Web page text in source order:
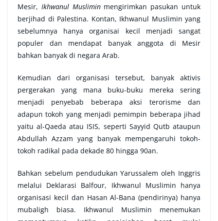
Mesir, Ikhwanul Musliminmengirimkan pasukan untuk
berjihad di Palestina. Kontan, Ikhwanul Muslimin yang
sebelumnya hanya organisai kecil menjadi sangat
populer dan mendapat banyak anggota di Mesir
bahkan banyak di negara Arab.
Kemudian dari organisasi tersebut, banyak aktivis
pergerakan yang mana buku-buku mereka sering
menjadi penyebab beberapa aksi terorisme dan
adapun tokoh yang menjadi pemimpin beberapa jihad
yaitu al-Qaeda atau ISIS, seperti Sayyid Qutb ataupun
Abdullah Azzam yang banyak mempengaruhi tokoh-
tokoh radikal pada dekade 80 hingga 90an.
Bahkan sebelum pendudukan Yarussalem oleh Inggris
melalui Deklarasi Balfour, Ikhwanul Muslimin hanya
organisasi kecil dan Hasan Al-Bana (pendirinya) hanya
mubaligh biasa. Ikhwanul Muslimin menemukan